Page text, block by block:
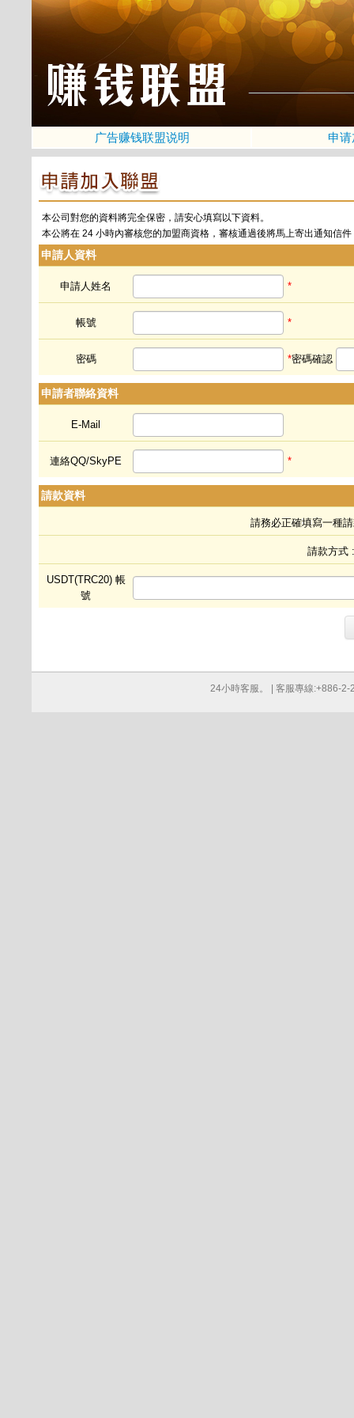
广告赚钱联盟说明 申
本公司對您的資料將完全保密，請安心填寫以下資料。
本公將在 24 小時內審核您的加盟商資格，審核通過後將馬上寄出通知信
申請人資料
申請人姓名 *
帳號 *
密碼 *密碼確認
申請者聯絡資料
E-Mail
連絡QQ/SkyPE *
請款資料
請務必正確填寫一種
請款方式
USDT(TRC20) 帳
號
24小時客服。 | 客服專線:+886-